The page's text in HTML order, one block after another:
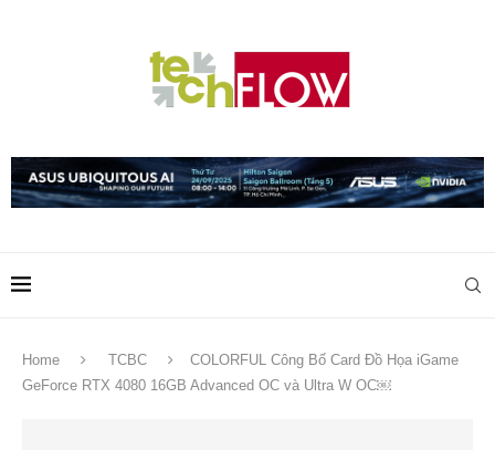
Home TCBC
COLORFUL Công Bố Card Đồ Họa iGame
GeForce RTX 4080 16GB Advanced OC và Ultra W OC￼